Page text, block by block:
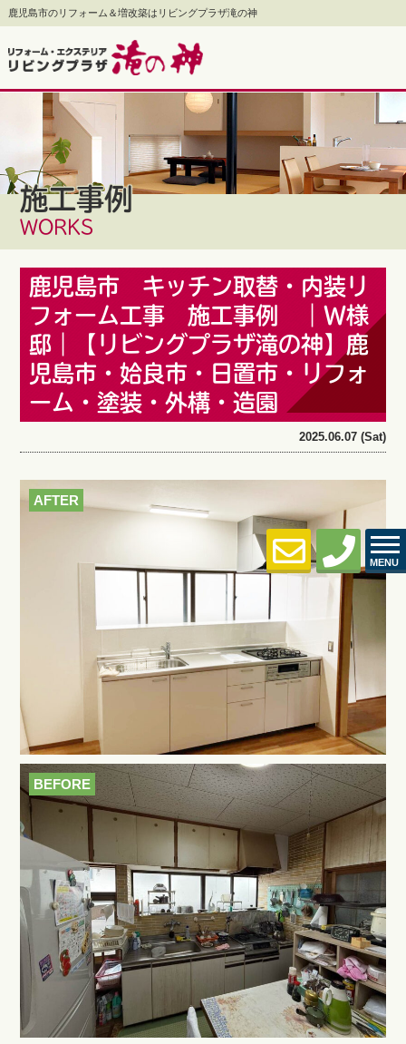
鹿児島市のリフォーム＆増改築はリビングプラザ滝の神
MENU
施工事例
WORKS
鹿児島市 キッチン取替・内装リ
フォーム工事 施工事例 ｜Ｗ様
邸｜【リビングプラザ滝の神】鹿
児島市・姶良市・日置市・リフォ
ーム・塗装・外構・造園
2025.06.07 (Sat)
AFTER
BEFORE